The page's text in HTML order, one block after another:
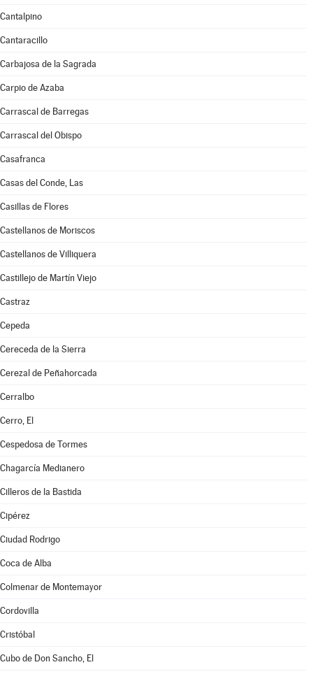
Cantalpino
Cantaracillo
Carbajosa de la Sagrada
Carpio de Azaba
Carrascal de Barregas
Carrascal del Obispo
Casafranca
Casas del Conde, Las
Casillas de Flores
Castellanos de Moriscos
Castellanos de Villiquera
Castillejo de Martín Viejo
Castraz
Cepeda
Cereceda de la Sierra
Cerezal de Peñahorcada
Cerralbo
Cerro, El
Cespedosa de Tormes
Chagarcía Medianero
Cilleros de la Bastida
Cipérez
Ciudad Rodrigo
Coca de Alba
Colmenar de Montemayor
Cordovilla
Cristóbal
Cubo de Don Sancho, El